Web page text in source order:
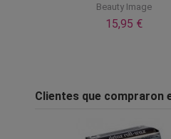
Beauty Image
15,95 €
Clientes que compraron